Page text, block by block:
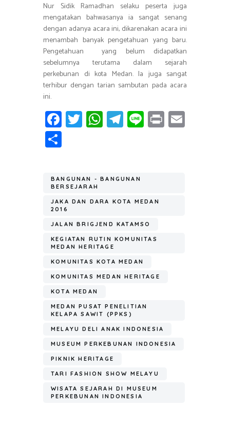
Nur Sidik Ramadhan selaku peserta juga
mengatakan bahwasanya ia sangat senang
dengan adanya acara ini, dikarenakan acara ini
menambah banyak pengetahuan yang baru.
Pengetahuan yang belum didapatkan
sebelumnya terutama dalam sejarah
perkebunan di kota Medan. Ia juga sangat
terhibur dengan tarian sambutan pada acara
ini.
Fa
ce
ok
T
wi
W
h
A
p
p
T
el
a
m
Li
n
Pr
in
ar
e
BANGUNAN - BANGUNAN
BERSEJARAH
JAKA DAN DARA KOTA MEDAN
2016
JALAN BRIGJEND KATAMSO
KEGIATAN RUTIN KOMUNITAS
MEDAN HERITAGE
KOMUNITAS KOTA MEDAN
KOMUNITAS MEDAN HERITAGE
KOTA MEDAN
MEDAN PUSAT PENELITIAN
KELAPA SAWIT (PPKS)
MELAYU DELI ANAK INDONESIA
MUSEUM PERKEBUNAN INDONESIA
PIKNIK HERITAGE
TARI FASHION SHOW MELAYU
WISATA SEJARAH DI MUSEUM
PERKEBUNAN INDONESIA